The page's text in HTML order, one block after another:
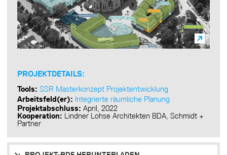
PROJEKTDETAILS:
Tools: SSR Masterkonzept Projektentwicklung
Arbeitsfeld(er): Integrierte räumliche Planung
Projektabschluss: April, 2022
Kooperation: Lindner Lohse Architekten BDA, Schmidt +
Partner